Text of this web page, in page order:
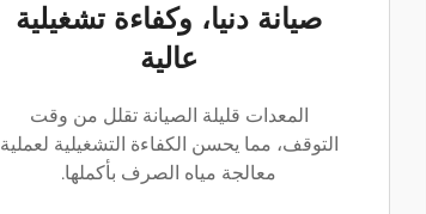
صيانة دنيا، وكفاءة تشغيلية
عالية
المعدات قليلة الصيانة تقلل من وقت
التوقف، مما يحسن الكفاءة التشغيلية لعملية
معالجة مياه الصرف بأكملها.